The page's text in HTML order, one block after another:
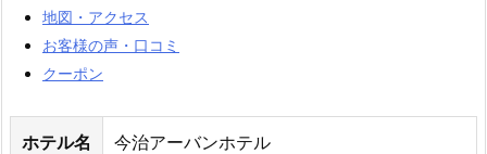
地図・アクセス
お客様の声・口コミ
クーポン
ホテル名 今治アーバンホテル